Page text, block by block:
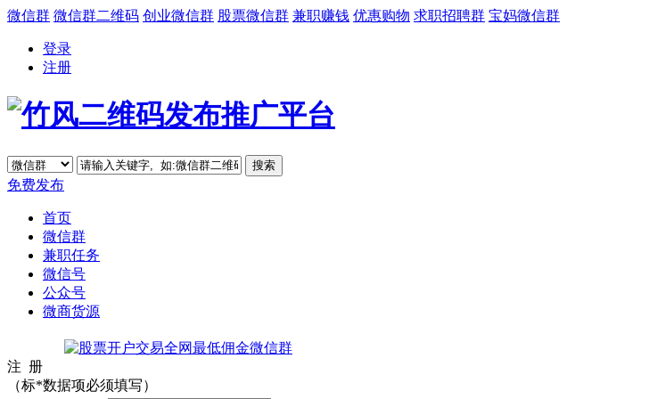
微信群 微信群二维码 创业微信群 股票微信群 兼职赚钱 优惠购物 求职招聘群 宝妈微信群
登录
注册
免费发布
首页
微信群
兼职任务
微信号
公众号
微商货源
注 册
（标*数据项必须填写）